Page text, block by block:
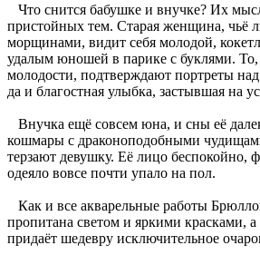
Что снится бабушке и внучке? Их
пристойных тем. Старая женщина, чьё
морщинами, видит себя молодой,
удалым юношей в парике с буклями. То,
молодости, подтверждают портреты
да и благостная улыбка, застывшая на
Внучка ещё совсем юна, и сны её
кошмары с драконоподобными
терзают девушку. Её лицо беспокойно,
одеяло вовсе почти упало на пол.
Как и все акварельные работы
пропитана светом и яркими красками,
придаёт шедевру исключительное